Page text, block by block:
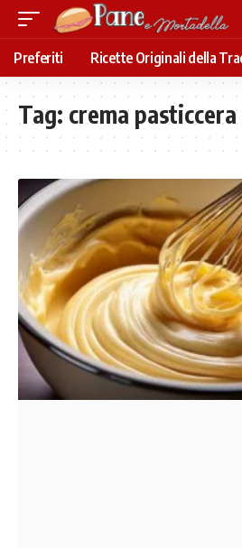
Preferiti Ricette Originali della
Tag: crema